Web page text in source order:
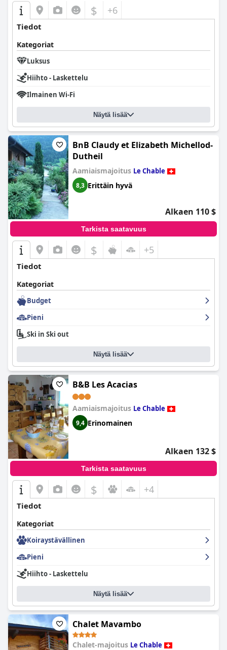
$ +6
Tiedot
Kategoriat
Luksus
Hiihto - Laskettelu
Ilmainen Wi-Fi
Näytä lisää
BnB Claudy et Elizabeth Michellod-
Dutheil
Aamiaismajoitus Le Chable
8,3 Erittäin hyvä
Alkaen 110 $
Tarkista saatavuus
$ +5
Tiedot
Kategoriat
Budget
Pieni
Ski in Ski out
Näytä lisää
B&B Les Acacias
Aamiaismajoitus Le Chable
9,4 Erinomainen
Alkaen 132 $
Tarkista saatavuus
$ +4
Tiedot
Kategoriat
Koiraystävällinen
Pieni
Hiihto - Laskettelu
Näytä lisää
Chalet Mavambo
Chalet-majoitus Le Chable